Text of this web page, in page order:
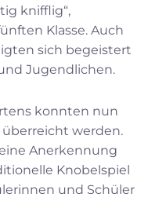
knifflig“,
Klasse. Auch
sich begeistert
Jugendlichen.
konnten nun
werden.
Anerkennung
Knobelspiel
und Schüler